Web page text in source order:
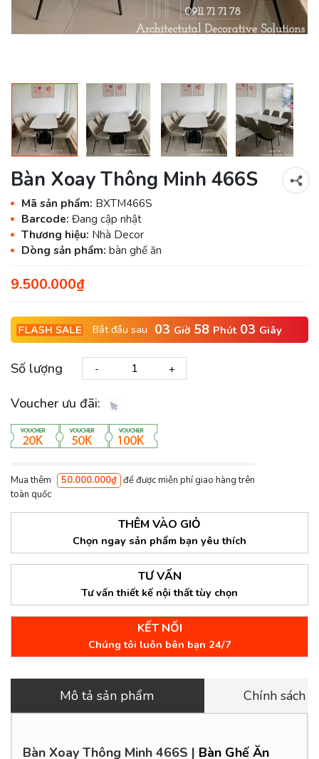
Bàn Xoay Thông Minh 466S
Mã sản phẩm: BXTM466S
Barcode: Đang cập nhật
Thương hiệu: Nhà Decor
Dòng sản phẩm: bàn ghế ăn
9.500.000₫
Bắt đầu sau 03 Giờ 58 Phút 02 Giây
Số lượng - +
Voucher ưu đãi:
Mua thêm 50.000.000₫ để được miễn phí giao hàng trên
toàn quốc
THÊM VÀO GIỎ
Chọn ngay sản phẩm bạn yêu thích
TƯ VẤN
Tư vấn thiết kế nội thất tùy chọn
KẾT NỐI
Chúng tôi luôn bên bạn 24/7
Mô tả sản phẩm Chính sách
Bàn Xoay Thông Minh 466S | Bàn Ghế Ăn